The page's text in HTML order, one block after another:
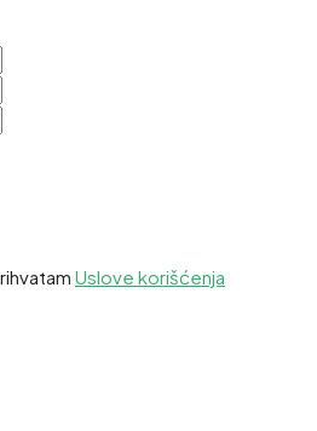
Uslove korišćenja